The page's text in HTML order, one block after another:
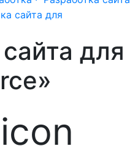
сайта для
для